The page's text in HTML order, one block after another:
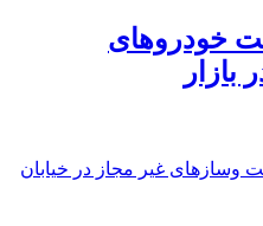
خودرو‌های